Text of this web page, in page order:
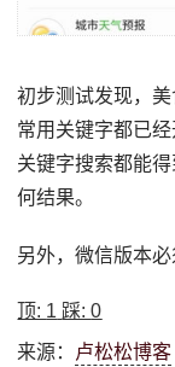
初步测试发现，
常用关键字都已
关键字搜索都能
何结果。
另外，微信版本必
顶: 1 踩:0
来源： 卢松松博客